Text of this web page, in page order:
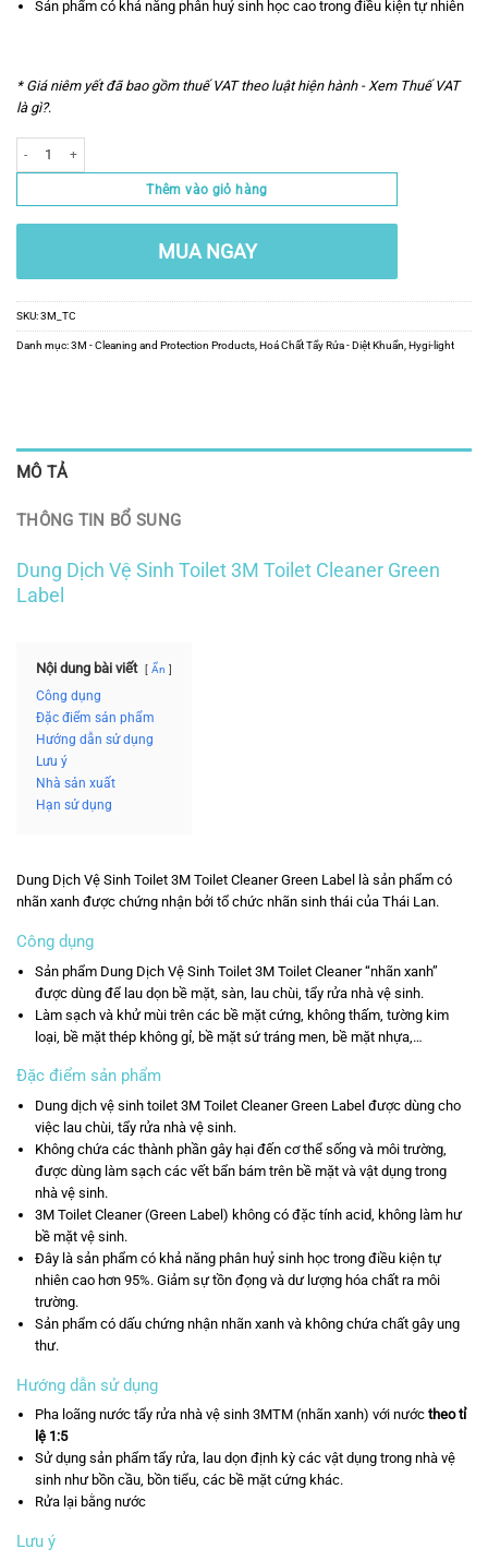
Sản phẩm có khả năng phân huỷ sinh học cao trong điều kiện tự nhiên
* Giá niêm yết đã bao gồm thuế VAT theo luật hiện hành - Xem Thuế VAT
là gì?.
Thêm vào giỏ hàng
MUA NGAY
SKU:3M_TC
Danh mục:3M - Cleaning and Protection Products,Hoá Chất Tẩy Rửa - Diệt Khuẩn,Hygi-light
MÔ TẢ
THÔNG TIN BỔ SUNG
Dung Dịch Vệ Sinh Toilet 3M Toilet Cleaner Green
Label
Nội dung bài viết Ẩn
Công dụng
Đặc điểm sản phẩm
Hướng dẫn sử dụng
Lưu ý
Nhà sản xuất
Hạn sử dụng
Dung Dịch Vệ Sinh Toilet 3M Toilet Cleaner Green Label là sản phẩm có
nhãn xanh được chứng nhận bởi tổ chức nhãn sinh thái của Thái Lan.
Công dụng
Sản phẩm Dung Dịch Vệ Sinh Toilet 3M Toilet Cleaner “nhãn xanh”
được dùng để lau dọn bề mặt, sàn, lau chùi, tẩy rửa nhà vệ sinh.
Làm sạch và khử mùi trên các bề mặt cứng, không thấm, tường kim
loại, bề mặt thép không gỉ, bề mặt sứ tráng men, bề mặt nhựa,…
Đặc điểm sản phẩm
Dung dịch vệ sinh toilet 3M Toilet Cleaner Green Label được dùng cho
việc lau chùi, tẩy rửa nhà vệ sinh.
Không chứa các thành phần gây hại đến cơ thể sống và môi trường,
được dùng làm sạch các vết bẩn bám trên bề mặt và vật dụng trong
nhà vệ sinh.
3M Toilet Cleaner (Green Label) không có đặc tính acid, không làm hư
bề mặt vệ sinh.
Đây là sản phẩm có khả năng phân huỷ sinh học trong điều kiện tự
nhiên cao hơn 95%. Giảm sự tồn đọng và dư lượng hóa chất ra môi
trường.
Sản phẩm có dấu chứng nhận nhãn xanh và không chứa chất gây ung
thư.
Hướng dẫn sử dụng
Pha loãng nước tẩy rửa nhà vệ sinh 3MTM (nhãn xanh) với nướctheo tỉ
lệ 1:5
Sử dụng sản phẩm tẩy rửa, lau dọn định kỳ các vật dụng trong nhà vệ
sinh như bồn cầu, bồn tiểu, các bề mặt cứng khác.
Rửa lại bằng nước
Lưu ý